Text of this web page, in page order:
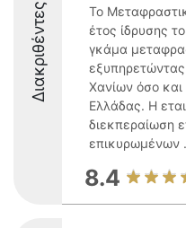
Διακριθέντες
Το
έτος ίδρυσης
γκάμα
Χανίων όσο και
Ελλάδας. Η
διεκπεραίωση
επικυρωμένων
8.4